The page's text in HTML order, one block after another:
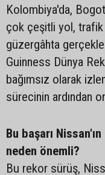
Kolombiya'da,
çok çeşitli yol, trafik
güzergâhta
Guinness Dünya
bağımsız olarak
sürecinin ardından
Bu başarı
neden önemli?
Bu rekor sürüş,